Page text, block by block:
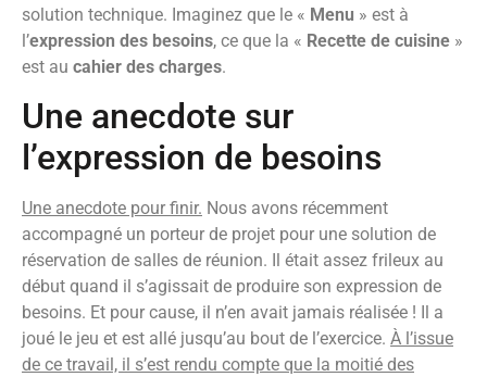
solution technique. Imaginez que le « Menu » est à
l’expression des besoins, ce que la « Recette de cuisine »
est au cahier des charges.
Une anecdote sur
l’expression de besoins
Une anecdote pour finir. Nous avons récemment
accompagné un porteur de projet pour une solution de
réservation de salles de réunion. Il était assez frileux au
début quand il s’agissait de produire son expression de
besoins. Et pour cause, il n’en avait jamais réalisée ! Il a
joué le jeu et est allé jusqu’au bout de l’exercice. À l’issue
de ce travail, il s’est rendu compte que la moitié des